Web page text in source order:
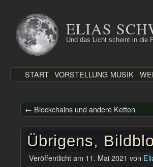
Inhalt
springen
ELIAS
Und das Licht scheint in die
START VORSTELLUNG MUSIK
← Blockchains und andere Ketten
Übrigens,
Veröffentlicht am 11. Mai 2021 von